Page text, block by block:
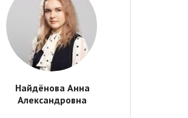
Найдёнова Анна
Александровна